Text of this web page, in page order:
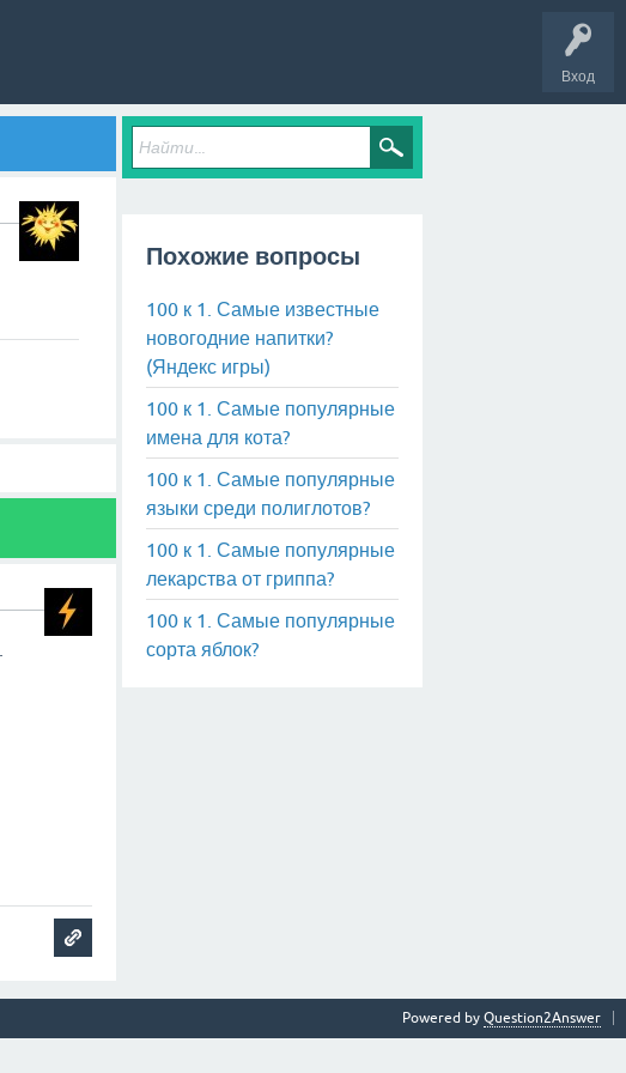
Вход
Похожие вопросы
100 к 1. Самые известные
новогодние напитки?
(Яндекс игры)
100 к 1. Самые популярные
имена для кота?
100 к 1. Самые популярные
языки среди полиглотов?
100 к 1. Самые популярные
лекарства от гриппа?
100 к 1. Самые популярные
сорта яблок?
Powered by Question2Answer